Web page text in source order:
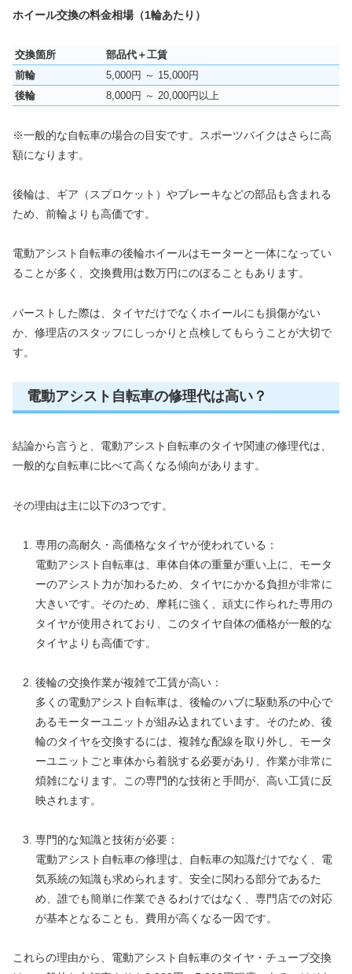
ホイール交換の料金相場（1輪あたり）
交換箇所
部品代＋工賃
前輪
5,000円 ～ 15,000円
後輪
8,000円 ～ 20,000円以上
※一般的な自転車の場合の目安です。スポーツバイクはさらに高
額になります。
後輪は、ギア（スプロケット）やブレーキなどの部品も含まれる
ため、前輪よりも高価です。
電動アシスト自転車の後輪ホイールはモーターと一体になってい
ることが多く、交換費用は数万円にのぼることもあります。
バーストした際は、タイヤだけでなくホイールにも損傷がない
か、修理店のスタッフにしっかりと点検してもらうことが大切で
す。
電動アシスト自転車の修理代は高い？
結論から言うと、電動アシスト自転車のタイヤ関連の修理代は、
一般的な自転車に比べて高くなる傾向があります。
その理由は主に以下の3つです。
専用の高耐久・高価格なタイヤが使われている：
電動アシスト自転車は、車体自体の重量が重い上に、モータ
ーのアシスト力が加わるため、タイヤにかかる負担が非常に
大きいです。そのため、摩耗に強く、頑丈に作られた専用の
タイヤが使用されており、このタイヤ自体の価格が一般的な
タイヤよりも高価です。
後輪の交換作業が複雑で工賃が高い：
多くの電動アシスト自転車は、後輪のハブに駆動系の中心で
あるモーターユニットが組み込まれています。そのため、後
輪のタイヤを交換するには、複雑な配線を取り外し、モータ
ーユニットごと車体から着脱する必要があり、作業が非常に
煩雑になります。この専門的な技術と手間が、高い工賃に反
映されます。
専門的な知識と技術が必要：
電動アシスト自転車の修理は、自転車の知識だけでなく、電
気系統の知識も求められます。安全に関わる部分であるた
め、誰でも簡単に作業できるわけではなく、専門店での対応
が基本となることも、費用が高くなる一因です。
これらの理由から、電動アシスト自転車のタイヤ・チューブ交換